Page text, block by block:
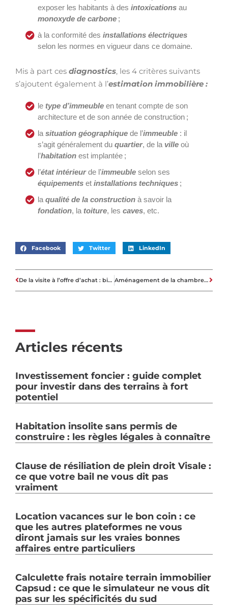
exposer les habitants à des intoxications au
monoxyde de carbone ;
à la conformité des installations électriques
selon les normes en vigueur dans ce domaine.
Mis à part ces diagnostics, les 4 critères suivants
s’ajoutent également à l’estimation immobilière :
le type d’immeuble en tenant compte de son
architecture et de son année de construction ;
la situation géographique de l’immeuble : il
s’agit généralement du quartier, de la ville où
l’habitation est implantée ;
l’état intérieurde l’immeuble selon ses
équipements et installations techniques ;
la qualité de la construction à savoir la
fondation, la toiture, les caves, etc.
Facebook Twitter LinkedIn
De la visite à l’offre d’achat : bien préparer toutes les étapes de l’achat d’un bien Aménagement de la chambre d’amis
Articles récents
Investissement foncier : guide complet
pour investir dans des terrains à fort
potentiel
Habitation insolite sans permis de
construire : les règles légales à connaître
Clause de résiliation de plein droit Visale :
ce que votre bail ne vous dit pas
vraiment
Location vacances sur le bon coin : ce
que les autres plateformes ne vous
diront jamais sur les vraies bonnes
affaires entre particuliers
Calculette frais notaire terrain immobilier
Capsud : ce que le simulateur ne vous dit
pas sur les spécificités du sud